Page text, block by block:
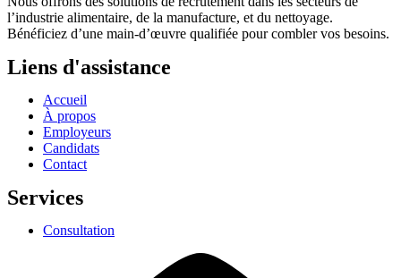
l’industrie alimentaire, de la manufacture, et du nettoyage.
Bénéficiez d’une main-d’œuvre qualifiée pour combler vos besoins.
Liens d'assistance
Accueil
À propos
Employeurs
Candidats
Contact
Services
Consultation